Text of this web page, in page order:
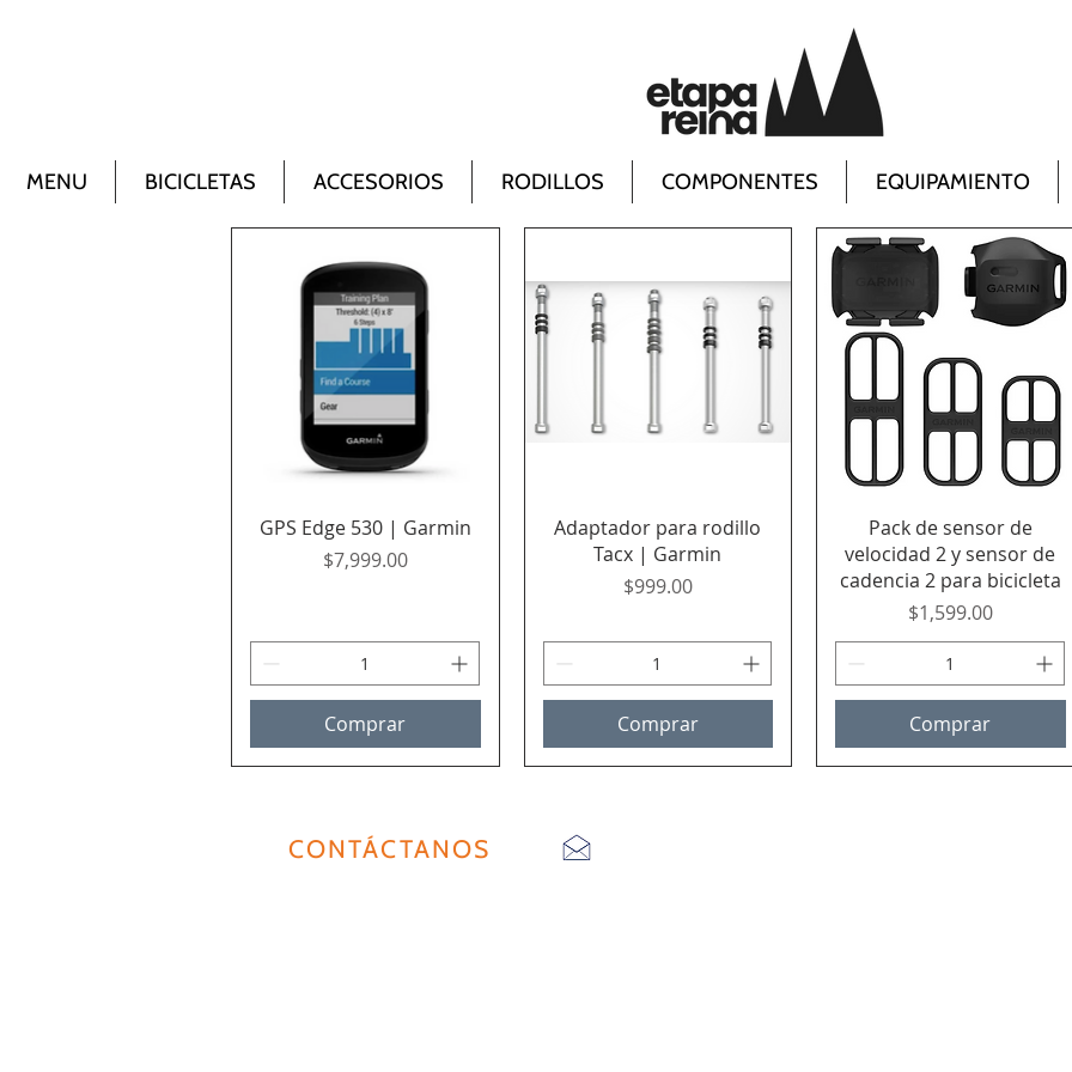
MENU BICICLETAS ACCESORIOS RODILLOS COMPONENTES EQUIPAMIENTO
Vista rápida
GPS Edge 530 | Garmin
Precio
$7,999.00
Comprar
Vista rápida
Adaptador para rodillo
Tacx | Garmin
Precio
$999.00
Comprar
Vista rápida
Pack de sensor de
velocidad 2 y sensor de
cadencia 2 para bicicleta
Precio
$1,599.00
Comprar
CONTÁCTANOS